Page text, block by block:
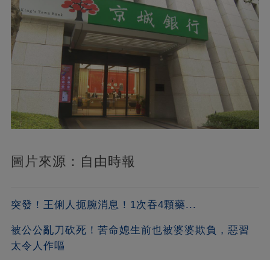
圖片來源：自由時報
突發！王俐人扼腕消息！1次吞4顆藥...
被公公亂刀砍死！苦命媳生前也被婆婆欺負，惡習
太令人作嘔